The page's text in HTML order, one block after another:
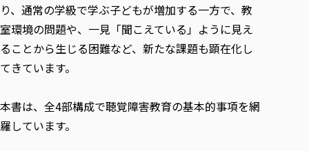
り、通常の学級で学ぶ子どもが増加する一方で、教
室環境の問題や、一見「聞こえている」ように見え
ることから生じる困難など、新たな課題も顕在化し
てきています。
本書は、全4部構成で聴覚障害教育の基本的事項を網
羅しています。